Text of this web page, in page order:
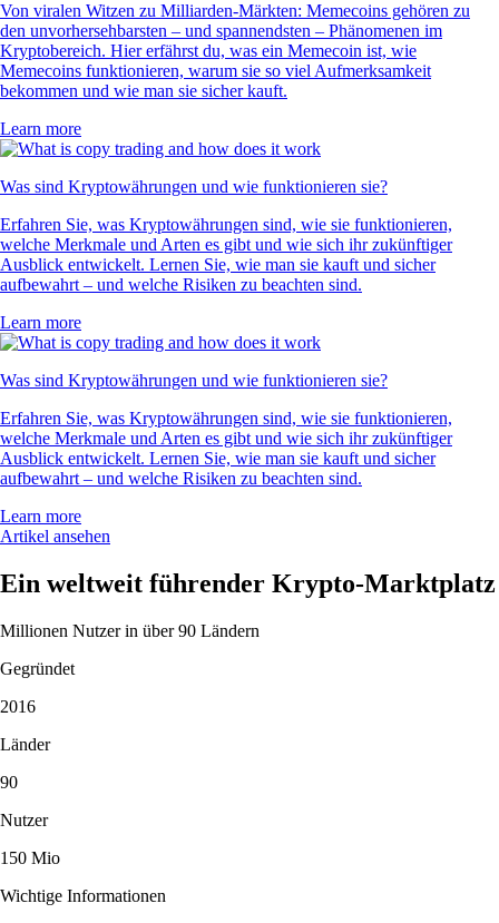
Von viralen Witzen zu Milliarden-Märkten: Memecoins gehören zu
den unvorhersehbarsten – und spannendsten – Phänomenen im
Kryptobereich. Hier erfährst du, was ein Memecoin ist, wie
Memecoins funktionieren, warum sie so viel Aufmerksamkeit
bekommen und wie man sie sicher kauft.
Learn more
Was sind Kryptowährungen und wie funktionieren sie?
Erfahren Sie, was Kryptowährungen sind, wie sie funktionieren,
welche Merkmale und Arten es gibt und wie sich ihr zukünftiger
Ausblick entwickelt. Lernen Sie, wie man sie kauft und sicher
aufbewahrt – und welche Risiken zu beachten sind.
Learn more
Was sind Kryptowährungen und wie funktionieren sie?
Erfahren Sie, was Kryptowährungen sind, wie sie funktionieren,
welche Merkmale und Arten es gibt und wie sich ihr zukünftiger
Ausblick entwickelt. Lernen Sie, wie man sie kauft und sicher
aufbewahrt – und welche Risiken zu beachten sind.
Learn more
Artikel ansehen
Ein weltweit führender Krypto-Marktplatz
Millionen Nutzer in über 90 Ländern
Gegründet
2016
Länder
90
Nutzer
150 Mio
Wichtige Informationen